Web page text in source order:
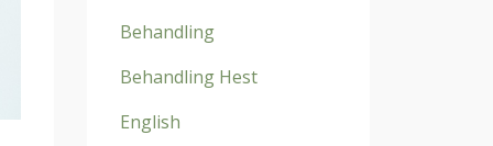
Behandling
Behandling Hest
English